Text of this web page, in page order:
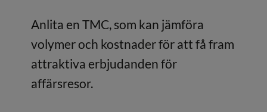
Anlita en TMC, som kan jämföra
volymer och kostnader för att få fram
attraktiva erbjudanden för
affärsresor.